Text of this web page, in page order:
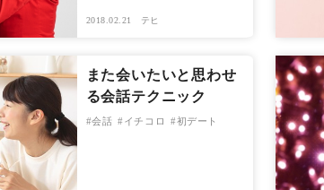
2018.02.21 テヒ
また会いたいと思わせ
る会話テクニック
会話 イチコロ 初デート